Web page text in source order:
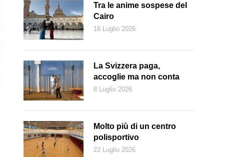
I ragazzi della IV D della Scuola media di Camignolo nella sala del
Buser)
Tra le anime sospese del
Cairo
16 Luglio 2026
La Svizzera paga,
accoglie ma non conta
8 Luglio 2026
Molto più di un centro
polisportivo
22 Luglio 2026